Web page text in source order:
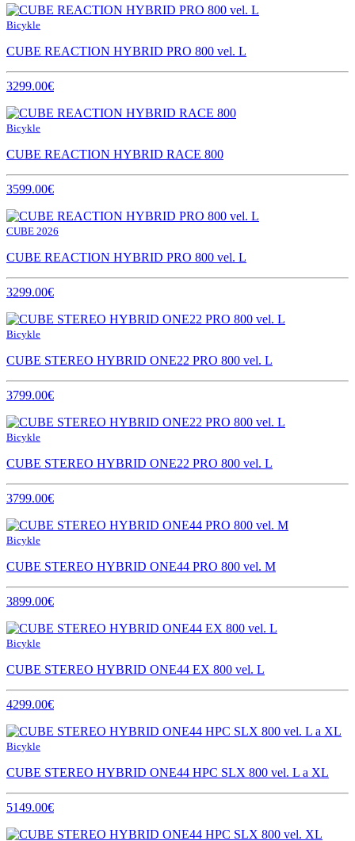
Bicykle
CUBE REACTION HYBRID PRO 800 vel. L
3299.00€
Bicykle
CUBE REACTION HYBRID RACE 800
3599.00€
CUBE 2026
CUBE REACTION HYBRID PRO 800 vel. L
3299.00€
Bicykle
CUBE STEREO HYBRID ONE22 PRO 800 vel. L
3799.00€
Bicykle
CUBE STEREO HYBRID ONE22 PRO 800 vel. L
3799.00€
Bicykle
CUBE STEREO HYBRID ONE44 PRO 800 vel. M
3899.00€
Bicykle
CUBE STEREO HYBRID ONE44 EX 800 vel. L
4299.00€
Bicykle
CUBE STEREO HYBRID ONE44 HPC SLX 800 vel. L a XL
5149.00€